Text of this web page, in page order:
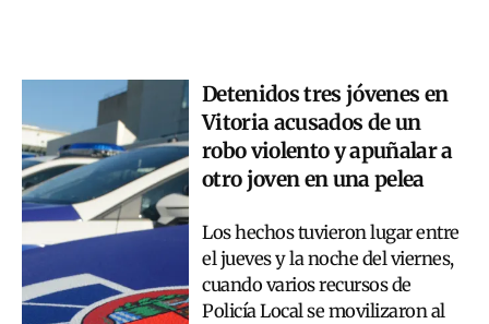
Detenidos tres jóvenes en
Vitoria acusados de un
robo violento y apuñalar a
otro joven en una pelea
Los hechos tuvieron lugar entre
el jueves y la noche del viernes,
cuando varios recursos de
Policía Local se movilizaron al